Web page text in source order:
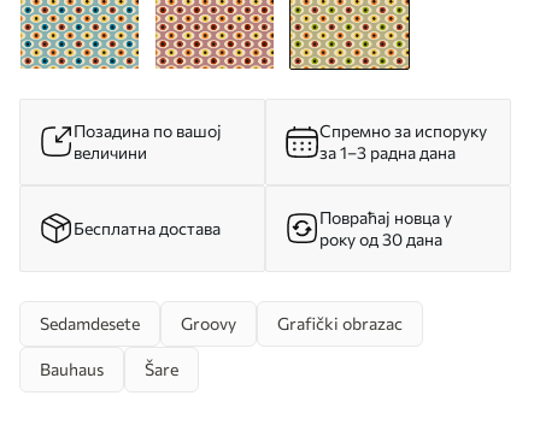
Позадина по вашој
величини
Спремно за испоруку
за 1–3 радна дана
Бесплатна достава
Повраћај новца у
року од 30 дана
Sedamdesete Groovy Grafički obrazac
Bauhaus Šare